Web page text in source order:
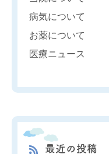
病気について
お薬について
医療ニュース
最近の投稿